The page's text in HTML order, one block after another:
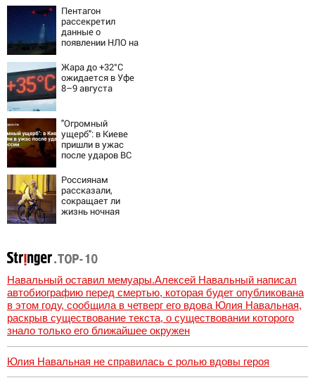
неизбежной
Пентагон
рассекретил
данные о
появлении НЛО на
Жара до +32°C
ожидается в Уфе
8–9 августа
"Огромный
ущерб": в Киеве
пришли в ужас
после ударов ВС
Россиянам
рассказали,
сокращает ли
жизнь ночная
Навальный оставил мемуары.Алексей Навальный написал
автобиографию перед смертью, которая будет опубликована
в этом году, сообщила в четверг его вдова Юлия Навальная,
раскрыв существование текста, о существовании которого
знало только его ближайшее окружен
Юлия Навальная не справилась с ролью вдовы героя